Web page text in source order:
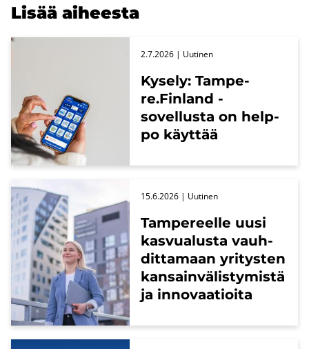
Lisää ai­hees­ta
Ky­se­ly: Tam­pe­
re.Fin­land -​
sovellusta on help­
po käyt­tää
2.7.2026 | Uu­ti­nen
Tam­pe­reel­le uusi
kas­vua­lus­ta vauh­
dit­ta­maan yri­tys­ten
kan­sain­vä­lis­ty­mis­tä
ja in­no­vaa­tioi­ta
15.6.2026 | Uu­ti­nen